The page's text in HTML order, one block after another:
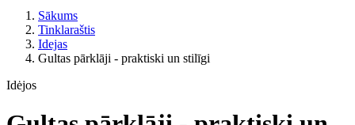
Sākums
Tinklaraštis
Idejas
Gultas pārklāji - praktiski un stilīgi
Idėjos